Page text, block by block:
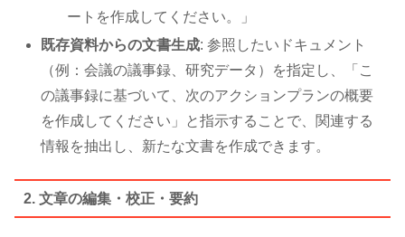
ートを作成してください。」
既存資料からの文書生成: 参照したいドキュメント
（例：会議の議事録、研究データ）を指定し、「こ
の議事録に基づいて、次のアクションプランの概要
を作成してください」と指示することで、関連する
情報を抽出し、新たな文書を作成できます。
2. 文章の編集・校正・要約